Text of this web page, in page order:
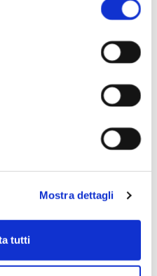
Mostra dettagli
tutti
di lunga
e sempre
è piccolino ma
con qualche
per i suoi cannoli
propria, è
qui, la tipica
cittadini, invia